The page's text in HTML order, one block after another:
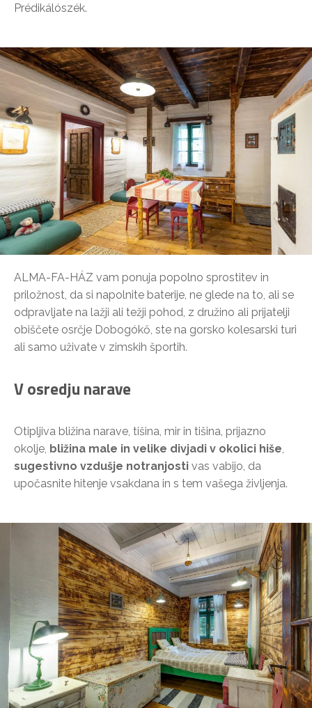
Prédikálószék.
ALMA-FA-HÁZ vam ponuja popolno sprostitev in
priložnost, da si napolnite baterije, ne glede na to, ali se
odpravljate na lažji ali težji pohod, z družino ali prijatelji
obiščete osrčje Dobogókő, ste na gorsko kolesarski turi
ali samo uživate v zimskih športih.
V osredju narave
Otipljiva bližina narave, tišina, mir in tišina, prijazno
okolje, bližina male in velike divjadi v okolici hiše,
sugestivno vzdušje notranjosti vas vabijo, da
upočasnite hitenje vsakdana in s tem vašega življenja.